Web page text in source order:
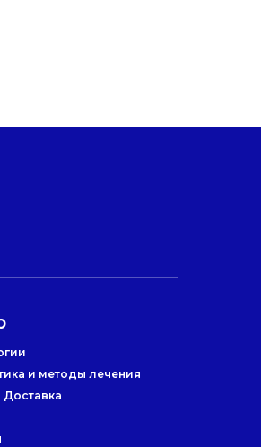
и методы лечения
Доставка